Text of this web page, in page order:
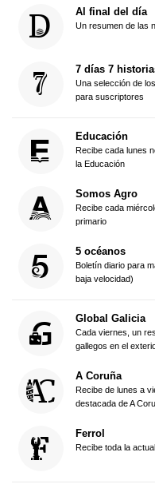
Al final del día
Un resumen de las
7 días 7
Una selección de
para suscriptores
Educación
Recibe cada lunes
la Educación
Somos Agro
Recibe cada
primario
5 océanos
Boletín diario para
baja velocidad)
Global Galicia
Cada viernes, un
gallegos en el
A Coruña
Recibe de lunes a
destacada de A
Ferrol
Recibe toda la